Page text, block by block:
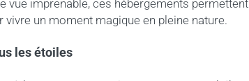
vue imprenable, ces hébergements
un moment magique en pleine nature.
les étoiles